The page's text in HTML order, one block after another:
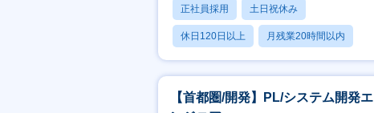
正社員採用 土日祝休み
休日120日以上 月残業20時間以内
賞与あり
【首都圏/開発】PL/システム開発エ